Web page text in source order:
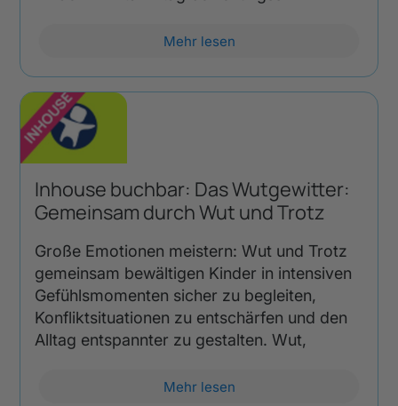
Mehr lesen
Inhouse buchbar: Das Wutgewitter:
Gemeinsam durch Wut und Trotz
Große Emotionen meistern: Wut und Trotz
gemeinsam bewältigen Kinder in intensiven
Gefühlsmomenten sicher zu begleiten,
Konfliktsituationen zu entschärfen und den
Alltag entspannter zu gestalten. Wut,
Mehr lesen